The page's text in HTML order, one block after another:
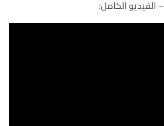
– الفيديو الكامل: